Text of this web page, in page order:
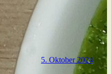
5. Oktober 2024